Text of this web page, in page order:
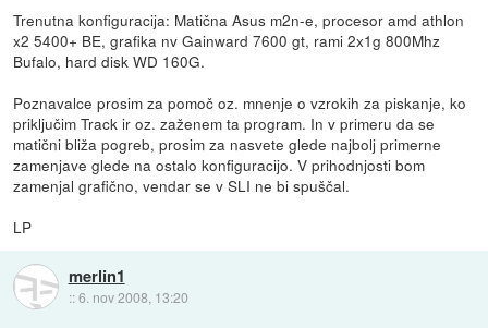
Trenutna konfiguracija: Matična Asus m2n-e, procesor amd athlon
x2 5400+ BE, grafika nv Gainward 7600 gt, rami 2x1g 800Mhz
Bufalo, hard disk WD 160G.
Poznavalce prosim za pomoč oz. mnenje o vzrokih za piskanje, ko
priključim Track ir oz. zaženem ta program. In v primeru da se
matični bliža pogreb, prosim za nasvete glede najbolj primerne
zamenjave glede na ostalo konfiguracijo. V prihodnjosti bom
zamenjal grafično, vendar se v SLI ne bi spuščal.
LP
merlin1
::6. nov 2008, 13:20